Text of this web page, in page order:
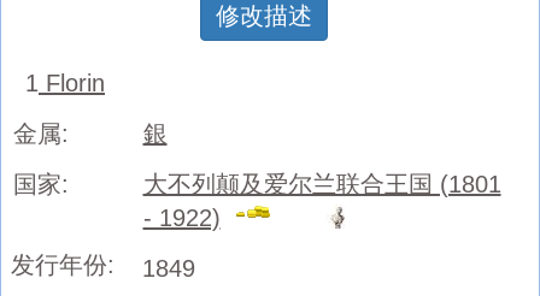
修改描述
1 Florin
金属:
銀
国家:
大不列颠及爱尔兰联合王国 (1801
- 1922)
发行年份:
1849